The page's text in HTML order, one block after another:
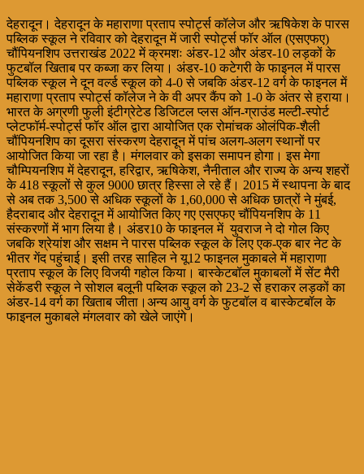
देहरादून। देहरादून के महाराणा प्रताप स्पोर्ट्स कॉलेज और ऋषिकेश के पारस
पब्लिक स्कूल ने रविवार को देहरादून में जारी स्पोर्ट्स फॉर ऑल (एसएफए)
चौंपियनशिप उत्तराखंड 2022 में क्रमशः अंडर-12 और अंडर-10 लड़कों के
फुटबॉल खिताब पर कब्जा कर लिया। अंडर-10 कटेगरी के फाइनल में पारस
पब्लिक स्कूल ने दून वर्ल्ड स्कूल को 4-0 से जबकि अंडर-12 वर्ग के फाइनल में
महाराणा प्रताप स्पोर्ट्स कॉलेज ने के वी अपर कैंप को 1-0 के अंतर से हराया।
भारत के अग्रणी फुली इंटीग्रेटेड डिजिटल प्लस ऑन-ग्राउंड मल्टी-स्पोर्ट
प्लेटफॉर्म-स्पोर्ट्स फॉर ऑल द्वारा आयोजित एक रोमांचक ओलंपिक-शैली
चौंपियनशिप का दूसरा संस्करण देहरादून में पांच अलग-अलग स्थानों पर
आयोजित किया जा रहा है। मंगलवार को इसका समापन होगा। इस मेगा
चौम्पियनशिप में देहरादून, हरिद्वार, ऋषिकेश, नैनीताल और राज्य के अन्य शहरों
के 418 स्कूलों से कुल 9000 छात्र हिस्सा ले रहे हैं। 2015 में स्थापना के बाद
से अब तक 3,500 से अधिक स्कूलों के 1,60,000 से अधिक छात्रों ने मुंबई,
हैदराबाद और देहरादून में आयोजित किए गए एसएफए चौंपियनशिप के 11
संस्करणों में भाग लिया है। अंडर10 के फाइनल में युवराज ने दो गोल किए
जबकि श्रेयांश और सक्षम ने पारस पब्लिक स्कूल के लिए एक-एक बार नेट के
भीतर गेंद पहुंचाई। इसी तरह साहिल ने यू12 फाइनल मुकाबले में महाराणा
प्रताप स्कूल के लिए विजयी गहोल किया। बास्केटबॉल मुकाबलों में सेंट मैरी
सेकेंडरी स्कूल ने सोशल बलूनी पब्लिक स्कूल को 23-2 से हराकर लड़कों का
अंडर-14 वर्ग का खिताब जीता।अन्य आयु वर्ग के फुटबॉल व बास्केटबॉल के
फाइनल मुकाबले मंगलवार को खेले जाएंगे।